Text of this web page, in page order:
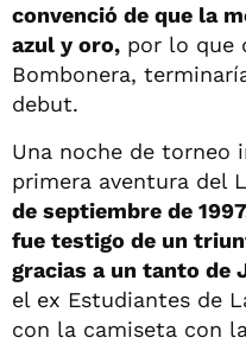
convenció de que la
azul y oro, por lo que
Bombonera,
debut.
Una noche de torneo
primera aventura del
de septiembre de
fue testigo de un
gracias a un tanto de
el ex Estudiantes de
con la camiseta con